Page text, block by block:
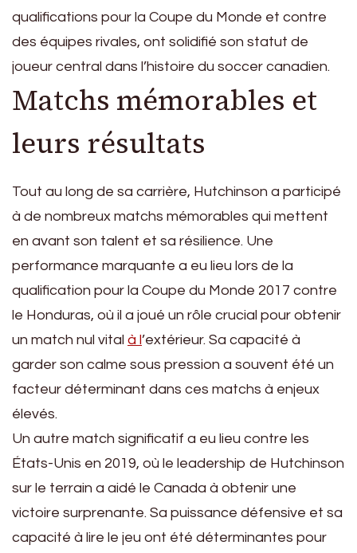
qualifications pour la Coupe du Monde et contre
des équipes rivales, ont solidifié son statut de
joueur central dans l’histoire du soccer canadien.
Matchs mémorables et
leurs résultats
Tout au long de sa carrière, Hutchinson a participé
à de nombreux matchs mémorables qui mettent
en avant son talent et sa résilience. Une
performance marquante a eu lieu lors de la
qualification pour la Coupe du Monde 2017 contre
le Honduras, où il a joué un rôle crucial pour obtenir
un match nul vital à l’extérieur. Sa capacité à
garder son calme sous pression a souvent été un
facteur déterminant dans ces matchs à enjeux
élevés.
Un autre match significatif a eu lieu contre les
États-Unis en 2019, où le leadership de Hutchinson
sur le terrain a aidé le Canada à obtenir une
victoire surprenante. Sa puissance défensive et sa
capacité à lire le jeu ont été déterminantes pour